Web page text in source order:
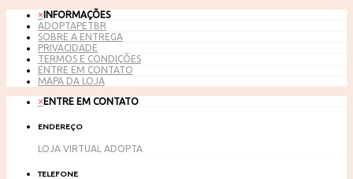
×INFORMAÇÕES
ADOPTAPETBR
SOBRE A ENTREGA
PRIVACIDADE
TERMOS E CONDIÇÕES
ENTRE EM CONTATO
MAPA DA LOJA
×ENTRE EM CONTATO
ENDEREÇO
LOJA VIRTUAL ADOPTA
TELEFONE